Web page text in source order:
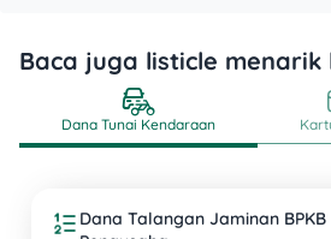
Baca juga listicle menarik
Dana Tunai Kendaraan
Dana Talangan Jaminan